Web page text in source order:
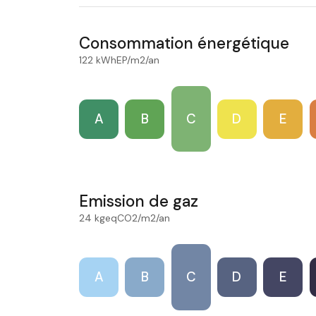
Consommation énergétique
122 kWhEP/m2/an
A B C D E
Emission de gaz
24 kgeqCO2/m2/an
A B C D E